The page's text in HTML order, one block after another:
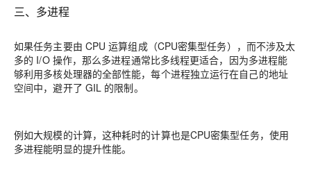
三、多进程
如果任务主要由 CPU 运算组成（CPU密集型任务），而不涉及太
多的 I/O 操作，那么多进程通常比多线程更适合，因为多进程能
够利用多核处理器的全部性能，每个进程独立运行在自己的地址
空间中，避开了 GIL 的限制。
例如大规模的计算，这种耗时的计算也是CPU密集型任务，使用
多进程能明显的提升性能。